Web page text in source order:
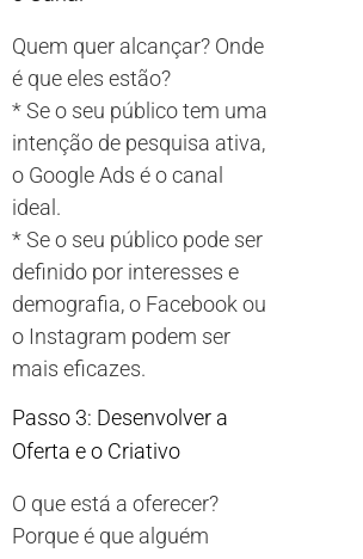
Quem quer alcançar? Onde
é que eles estão?
* Se o seu público tem uma
intenção de pesquisa ativa,
o Google Ads é o canal
ideal.
* Se o seu público pode ser
definido por interesses e
demografia, o Facebook ou
o Instagram podem ser
mais eficazes.
Passo 3: Desenvolver a
Oferta e o Criativo
O que está a oferecer?
Porque é que alguém